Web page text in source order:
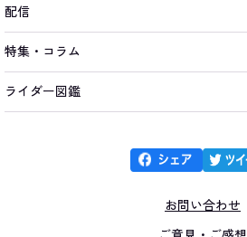
配信
特集・コラム
ライダー図鑑
お問い合わせ